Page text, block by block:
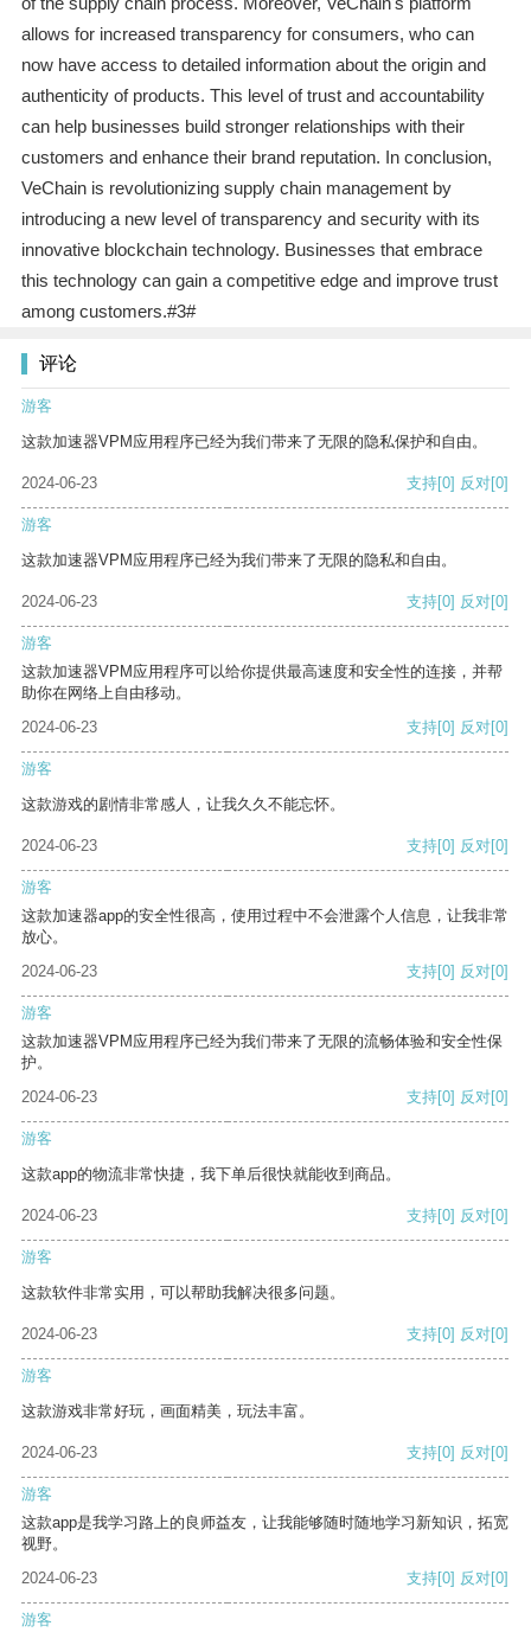
allows for increased transparency for consumers, who can
now have access to detailed information about the origin and
authenticity of products. This level of trust and accountability
can help businesses build stronger relationships with their
customers and enhance their brand reputation. In conclusion,
VeChain is revolutionizing supply chain management by
introducing a new level of transparency and security with its
innovative blockchain technology. Businesses that embrace
this technology can gain a competitive edge and improve trust
among customers.#3#
评论
游客
这款加速器VPM应用程序已经为我们带来了无限的隐私保护和自由。
2024-06-23 支持[0] 反对[0]
游客
这款加速器VPM应用程序已经为我们带来了无限的隐私和自由。
2024-06-23 支持[0] 反对[0]
游客
这款加速器VPM应用程序可以给你提供最高速度和安全性的连接，并帮
助你在网络上自由移动。
2024-06-23
支持[0] 反对[0]
游客
这款游戏的剧情非常感人，让我久久不能忘怀。
2024-06-23 支持[0] 反对[0]
游客
这款加速器app的安全性很高，使用过程中不会泄露个人信息，让我非常
放心。
2024-06-23
支持[0] 反对[0]
游客
这款加速器VPM应用程序已经为我们带来了无限的流畅体验和安全性保
护。
2024-06-23
支持[0] 反对[0]
游客
这款app的物流非常快捷，我下单后很快就能收到商品。
2024-06-23 支持[0] 反对[0]
游客
这款软件非常实用，可以帮助我解决很多问题。
2024-06-23 支持[0] 反对[0]
游客
这款游戏非常好玩，画面精美，玩法丰富。
2024-06-23 支持[0] 反对[0]
游客
这款app是我学习路上的良师益友，让我能够随时随地学习新知识，拓宽
视野。
2024-06-23
支持[0] 反对[0]
游客